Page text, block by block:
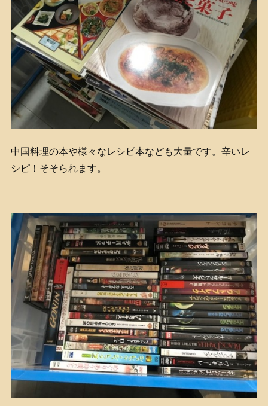
中国料理の本や様々なレシピ本なども大量です。辛いレ
シピ！そそられます。